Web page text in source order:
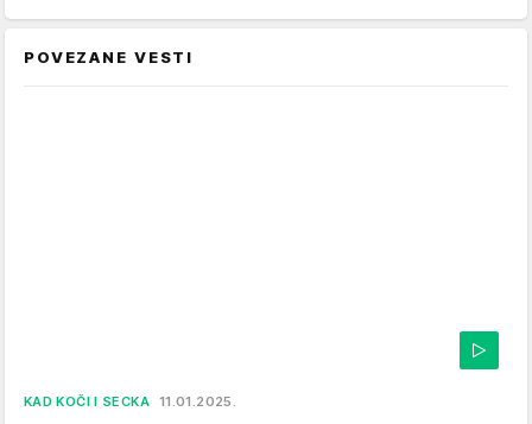
POVEZANE VESTI
KAD KOČI I SECKA 11.01.2025.